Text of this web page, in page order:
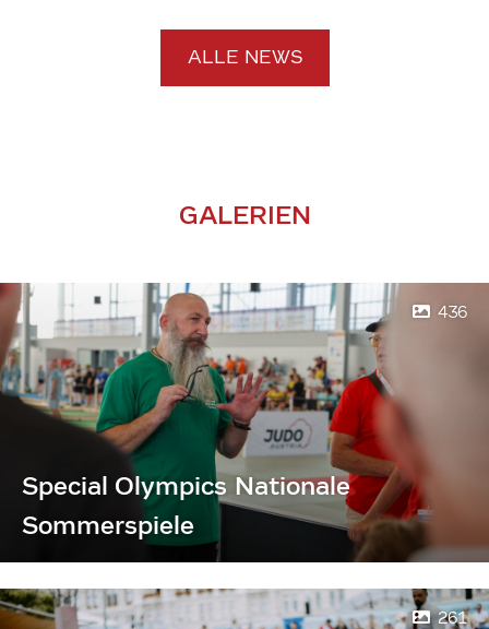
ALLE NEWS
GALERIEN
436
Special Olympics Nationale
Sommerspiele
261